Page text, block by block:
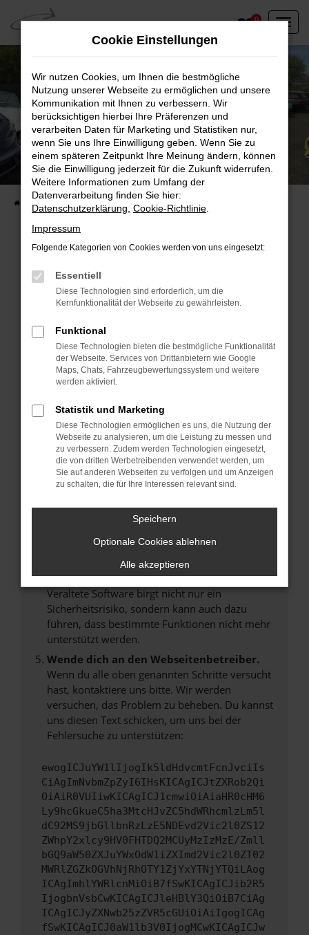
Zum
Hauptinhalt
springen
0
Unser Fahrzeugbestand vor Ort
Entdecken Sie unsere sofort verfügbaren
Fahrzeugangebote
Fehler: Network Error
Beim Laden ist ein Fehler aufgetreten.
Hier sind ein paar Tipps, die dir helfen können:
Überprüfe deine Firewall und deine
Internetverbindung.
Laden andere Webseiten, zum Beispiel deine
Suchmaschine?
Manche Erweiterungen, wie Werbeblocker,
können das Laden bestimmter Seiten
verhindern. Funktioniert die Seite in einem
anderen Browser oder in einem privaten
Fenster?
Das kann manchmal helfen, vorübergehende
Probleme zu beheben.
Stelle sicher, dass dein Browser und dein
Betriebssystem auf dem neuesten Stand
sind.
Veraltete Software birgt nicht nur ein
Sicherheitsrisiko, sondern kann auch dazu
führen, dass bestimmte Funktionen nicht mehr
unterstützt werden.
Wende dich an den Webseitenbetreiber.
Wenn du alle oben genannten Schritte versucht
hast, kontaktiere uns bitte. Wir werden
versuchen, das Problem zu beheben. Du kannst
uns diesen Text schicken, um uns bei der
Fehlersuche zu unterstützen:
ewogICJuYW1lIjogIk5ldHdvcmtFcnJvciIs
CiAgImNvbmZpZyI6IHsKICAgICJtZXRob2Qi
OiAiR0VUIiwKICAgICJ1cmwiOiAiaHR0cHM6
Ly9hcGkueC5ha3MtcHJvZC5hdWRhcmlzLm5l
dC92MS9jbGllbnRzLzE5NDEvd2Vic2l0ZS12
ZWhpY2xlcy9HV0FHTDQ2MCUyMzIzMzE/Zmll
bGQ9aW50ZXJuYWxOdW1iZXImd2Vic2l0ZT02
MWRlZGZkOGVhNjRhOTY1ZjYxYTNjYTQiLAog
ICAgImhlYWRlcnMiOiB7fSwKICAgICJib2R5
IjogbnVsbCwKICAgICJleHBlY3QiOiB7CiAg
ICAgICJyZXNwb25zZVR5cGUiOiAiIgogICAg
fSwKICAgICJ0aW1lb3V0IjogMCwKICAgICJw
Cookie Einstellungen
Wir nutzen Cookies, um Ihnen die bestmögliche
Nutzung unserer Webseite zu ermöglichen und unsere
Kommunikation mit Ihnen zu verbessern. Wir
berücksichtigen hierbei Ihre Präferenzen und
verarbeiten Daten für Marketing und Statistiken nur,
wenn Sie uns Ihre Einwilligung geben. Wenn Sie zu
einem späteren Zeitpunkt Ihre Meinung ändern, können
Sie die Einwilligung jederzeit für die Zukunft widerrufen.
Weitere Informationen zum Umfang der
Datenverarbeitung finden Sie hier:
Datenschutzerklärung Cookie-Richtlinie
Impressum
Folgende Kategorien von Cookies werden von uns eingesetzt:
Essentiell
Diese Technologien sind erforderlich, um die
Kernfunktionalität der Webseite zu gewährleisten.
Funktional
Diese Technologien bieten die bestmögliche Funktionalität
der Webseite. Services von Drittanbietern wie Google
Maps, Chats, Fahrzeugbewertungssystem und weitere
werden aktiviert.
Statistik und Marketing
Diese Technologien ermöglichen es uns, die Nutzung der
Webseite zu analysieren, um die Leistung zu messen und
zu verbessern. Zudem werden Technologien eingesetzt,
die von dritten Werbetreibenden verwendet werden, um
Sie auf anderen Webseiten zu verfolgen und um Anzeigen
zu schalten, die für Ihre Interessen relevant sind.
Speichern
Optionale Cookies ablehnen
Alle akzeptieren